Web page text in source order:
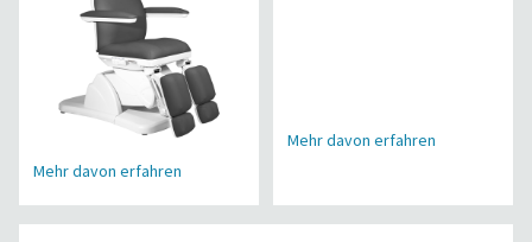
Mehr davon erfahren
Mehr davon erfahren